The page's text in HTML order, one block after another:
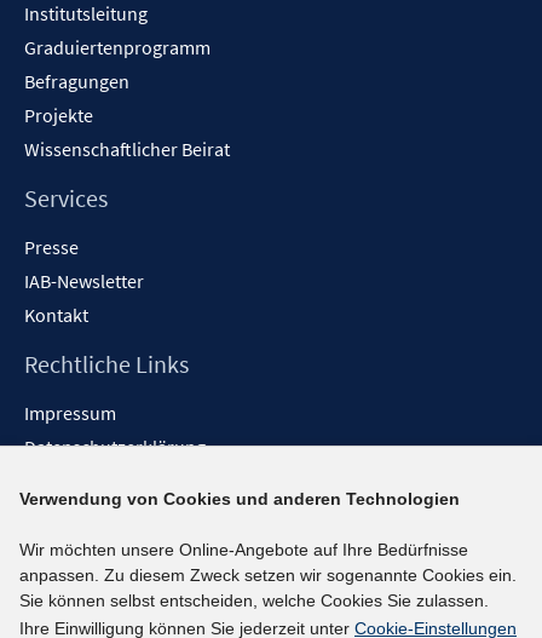
Institutsleitung
Graduiertenprogramm
Befragungen
Projekte
Wissenschaftlicher Beirat
Services
Presse
IAB-Newsletter
Kontakt
Rechtliche Links
Impressum
Datenschutzerklärung
Barrieren melden
Social-Media-Kanäle
BlueSky
Verwendung von Cookies und anderen Technologien
Wir möchten unsere Online-Angebote auf Ihre Bedürfnisse
anpassen. Zu diesem Zweck setzen wir sogenannte Cookies ein.
Sie können selbst entscheiden, welche Cookies Sie zulassen.
Ihre Einwilligung können Sie jederzeit unter Cookie-Einstellungen